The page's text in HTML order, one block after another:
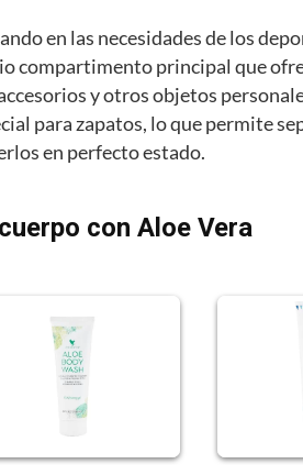
en las necesidades de los
compartimento principal que
y otros objetos
para zapatos, lo que permite
en perfecto estado.
con Aloe Vera